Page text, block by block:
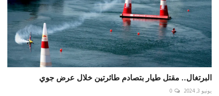
البرتغال.. مقتل طيار بتصادم طائرتين خلال عرض جوي
يونيو 3, 2024 0